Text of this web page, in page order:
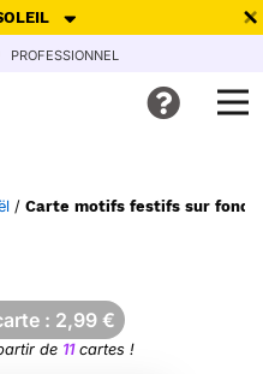
SUMMER26pour envoyer des
professionnel
/ Carte motifs festifs sur fond
: 2,99 €
de 11cartes !